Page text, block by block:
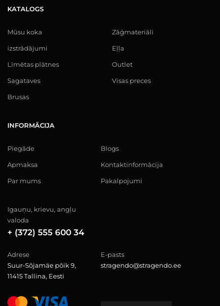
KATALOGS
Mūsu koka
izstrādājumi
Līmētas plātnes
Sagataves
Brusas
Zāģmateriāli
Eļļa
Outlet
Visas preces
INFORMĀCIJA
Piegāde
Apmaksa
Par mums
Blogs
Kontaktinformācija
Pakalpojumi
Igauņu, krievu, angļu
valoda
+ (372) 555 600 34
Adrese
Suur-Sõjamäe põik 9,
11415 Tallina, Eesti
E-pasts
stragendo@stragendo.ee